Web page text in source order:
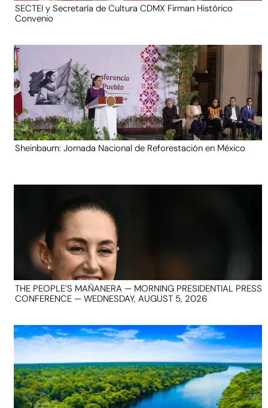
SECTEI y Secretaría de Cultura CDMX Firman Histórico
Convenio
Sheinbaum: Jornada Nacional de Reforestación en México
THE PEOPLE’S MAÑANERA — MORNING PRESIDENTIAL PRESS
CONFERENCE — WEDNESDAY, AUGUST 5, 2026